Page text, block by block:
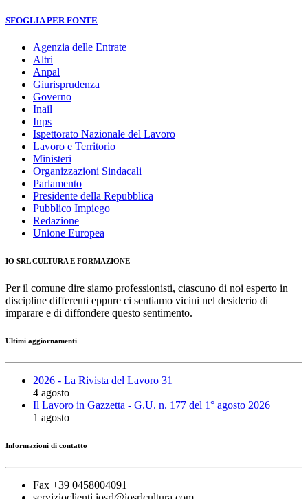
SFOGLIA PER FONTE
Agenzia delle Entrate
Altri
Anpal
Giurisprudenza
Governo
Inail
Inps
Ispettorato Nazionale del Lavoro
Lavoro e Territorio
Ministeri
Organizzazioni Sindacali
Parlamento
Presidente della Repubblica
Pubblico Impiego
Redazione
Unione Europea
IO SRL CULTURA E FORMAZIONE
Per il comune dire siamo professionisti, ciascuno di noi esperto in
discipline differenti eppure ci sentiamo vicini nel desiderio di
imparare e di diffondere questo sentimento.
Ultimi aggiornamenti
2026 - La Rivista del Lavoro 31
4 agosto
Il Lavoro in Gazzetta - G.U. n. 177 del 1° agosto 2026
1 agosto
Informazioni di contatto
Fax +39 0458004091